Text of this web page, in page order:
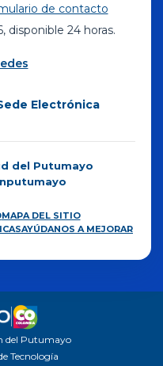
de contacto
disponible 24 horas.
Electrónica
del Putumayo
MAPA DEL SITIO
AYÚDANOS A MEJORAR
del Putumayo
Tecnología